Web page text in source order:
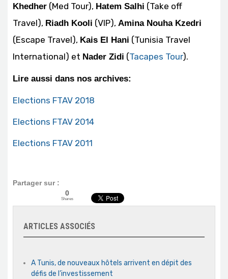
Khedher (Med Tour), Hatem Salhi (Take off
Travel), Riadh Kooli (VIP), Amina Nouha Kzedri
(Escape Travel), Kais El Hani (Tunisia Travel
International) et Nader Zidi (Tacapes Tour).
Lire aussi dans nos archives:
Elections FTAV 2018
Elections FTAV 2014
Elections FTAV 2011
Partager sur :
0
Shares
ARTICLES ASSOCIÉS
A Tunis, de nouveaux hôtels arrivent en dépit des
défis de l’investissement